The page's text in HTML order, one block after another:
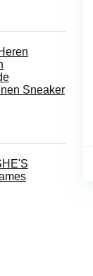
Sneaker